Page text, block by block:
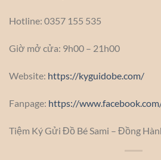
Hotline: 0357 155 535
Giờ mở cửa: 9h00 – 21h00
Website: https://kyguidobe.com/
Fanpage: https://
Tiệm Ký Gửi Đồ Bé Sami – Đồng